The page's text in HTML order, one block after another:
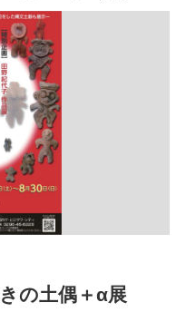
の土偶＋α展